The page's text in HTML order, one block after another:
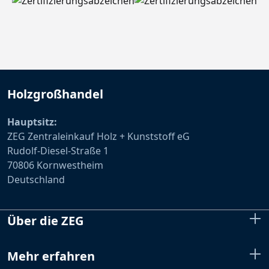
Holzgroßhandel
Hauptsitz:
ZEG Zentraleinkauf Holz + Kunststoff eG
Rudolf-Diesel-Straße 1
70806 Kornwestheim
Deutschland
Über die ZEG
Mehr erfahren